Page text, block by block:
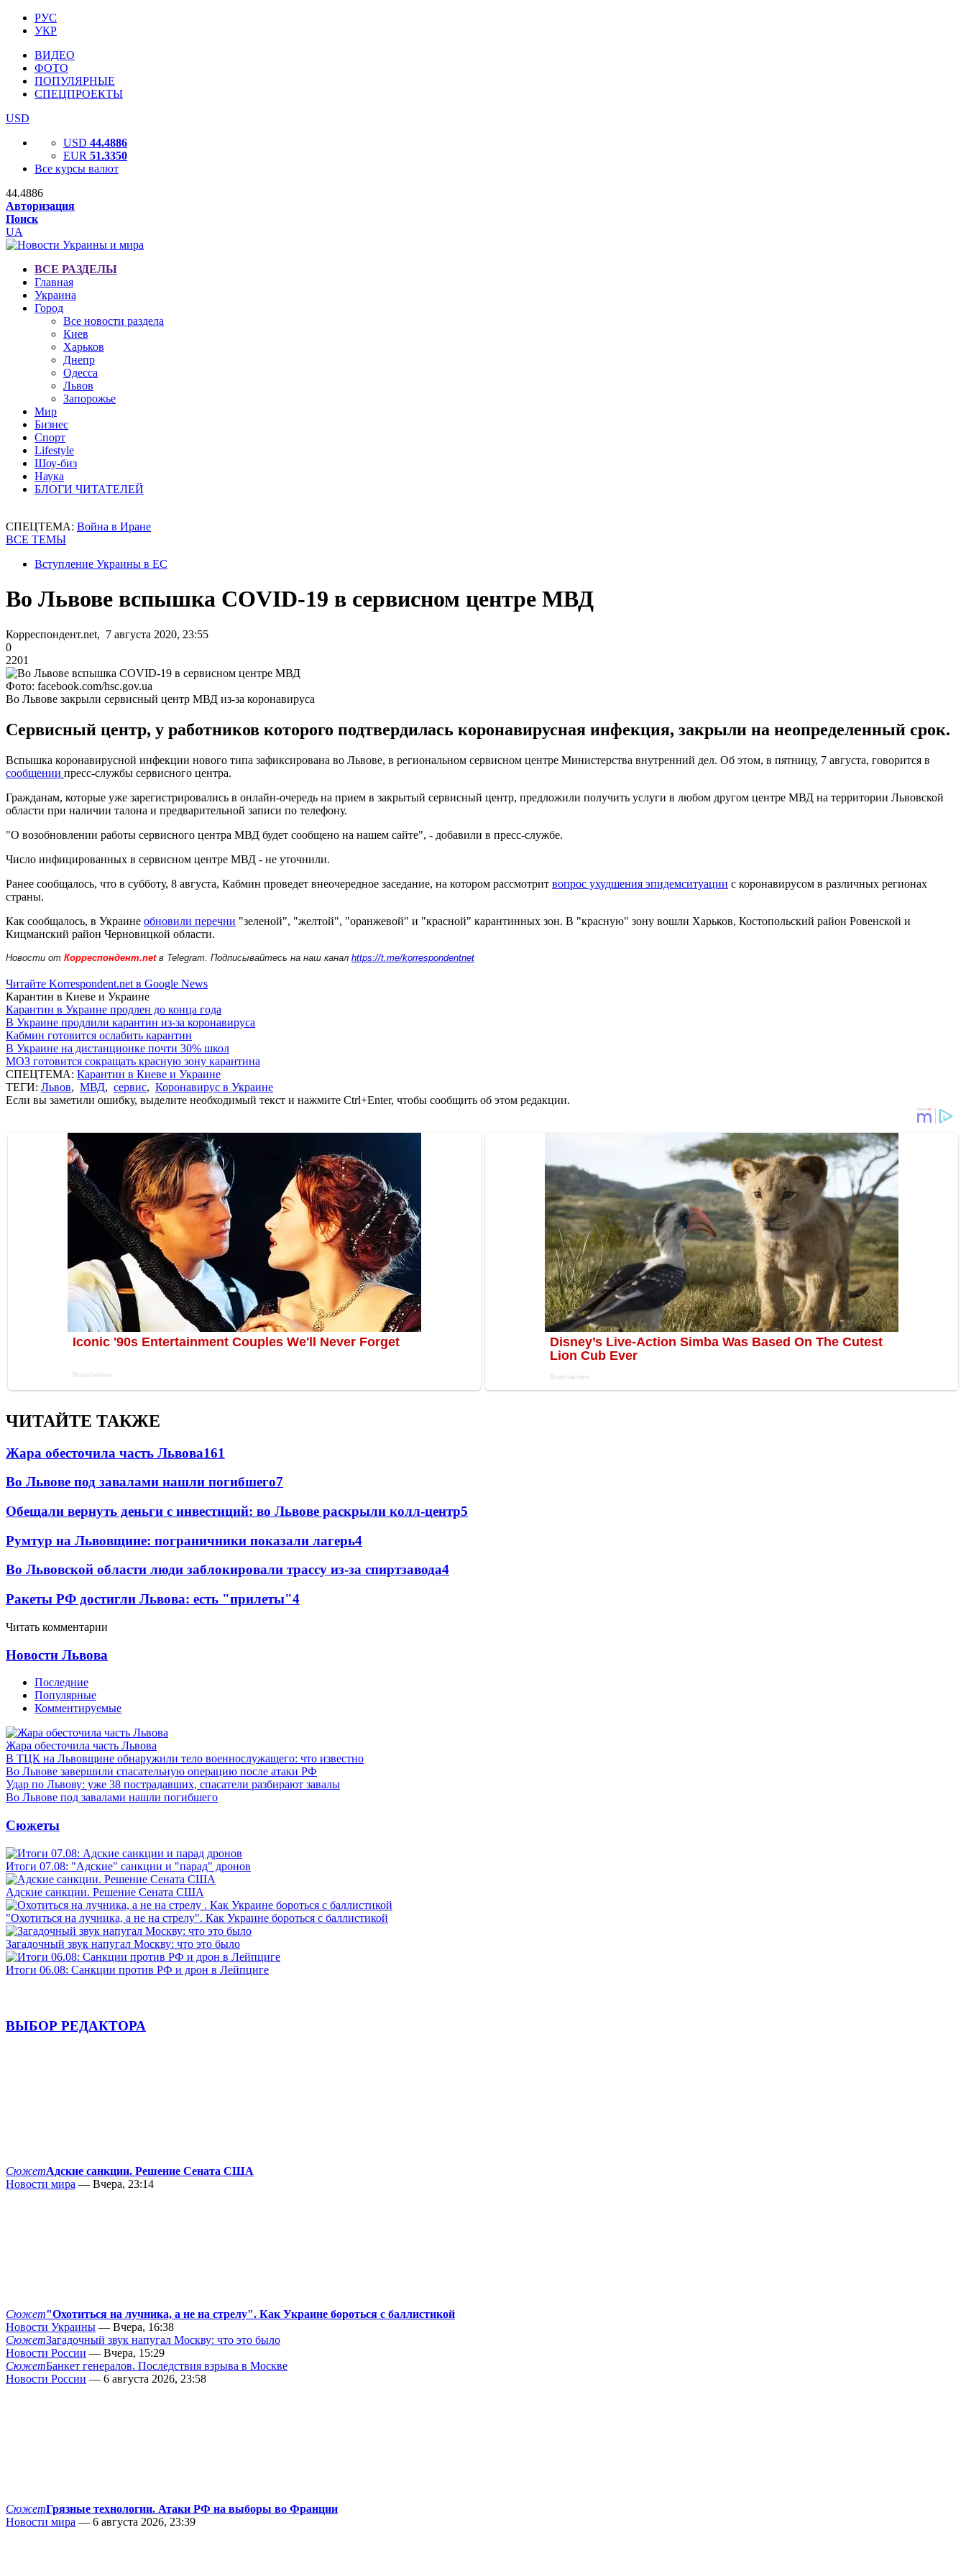
РУС
УКР
ВИДЕО
ФОТО
ПОПУЛЯРНЫЕ
СПЕЦПРОЕКТЫ
USD
USD 44.4886
EUR 51.3350
Все курсы валют
44.4886
Авторизация
Поиск
UA
ВСЕ РАЗДЕЛЫ
Главная
Украина
Город
Все новости раздела
Киев
Харьков
Днепр
Одесса
Львов
Запорожье
Мир
Бизнес
Спорт
Lifestyle
Шоу-биз
Наука
БЛОГИ ЧИТАТЕЛЕЙ
СПЕЦТЕМА: Война в Иране
ВСЕ ТЕМЫ
Вступление Украины в ЕС
Во Львове вспышка COVID-19 в сервисном центре МВД
Корреспондент.net, 7 августа 2020, 23:55
0
2201
Фото: facebook.com/hsc.gov.ua
Во Львове закрыли сервисный центр МВД из-за коронавируса
Сервисный центр, у работников которого подтвердилась коронавирусная инфекция, закрыли на неопределенный срок.
Вспышка коронавирусной инфекции нового типа зафиксирована во Львове, в региональном сервисном центре Министерства внутренний дел. Об этом, в пятницу, 7 августа, говорится в
сообщении пресс-службы сервисного центра.
Гражданам, которые уже зарегистрировались в онлайн-очередь на прием в закрытый сервисный центр, предложили получить услуги в любом другом центре МВД на территории Львовской
области при наличии талона и предварительной записи по телефону.
"О возобновлении работы сервисного центра МВД будет сообщено на нашем сайте", - добавили в пресс-службе.
Число инфицированных в сервисном центре МВД - не уточнили.
Ранее сообщалось, что в субботу, 8 августа, Кабмин проведет внеочередное заседание, на котором рассмотрит вопрос ухудшения эпидемситуации с коронавирусом в различных регионах
страны.
Как сообщалось, в Украине обновили перечни "зеленой", "желтой", "оранжевой" и "красной" карантинных зон. В "красную" зону вошли Харьков, Костопольский район Ровенской и
Кицманский район Черновицкой области.
Новости от Корреспондент.net в Telegram. Подписывайтесь на наш канал https://t.me/korrespondentnet
Читайте Korrespondent.net в Google News
Карантин в Киеве и Украине
Карантин в Украине продлен до конца года
В Украине продлили карантин из-за коронавируса
Кабмин готовится ослабить карантин
В Украине на дистанционке почти 30% школ
МОЗ готовится сокращать красную зону карантина
СПЕЦТЕМА: Карантин в Киеве и Украине
ТЕГИ: Львов, МВД, сервис, Коронавирус в Украине
Если вы заметили ошибку, выделите необходимый текст и нажмите Ctrl+Enter, чтобы сообщить об этом редакции.
ЧИТАЙТЕ ТАКЖЕ
Жара обесточила часть Львова161
Во Львове под завалами нашли погибшего7
Обещали вернуть деньги с инвестиций: во Львове раскрыли колл-центр5
Румтур на Львовщине: пограничники показали лагерь4
Во Львовской области люди заблокировали трассу из-за спиртзавода4
Ракеты РФ достигли Львова: есть "прилеты"4
Читать комментарии
Новости Львова
Последние
Популярные
Комментируемые
Жара обесточила часть Львова
В ТЦК на Львовщине обнаружили тело военнослужащего: что известно
Во Львове завершили спасательную операцию после атаки РФ
Удар по Львову: уже 38 пострадавших, спасатели разбирают завалы
Во Львове под завалами нашли погибшего
Сюжеты
Итоги 07.08: "Адские" санкции и "парад" дронов
Адские санкции. Решение Сената США
"Охотиться на лучника, а не на стрелу". Как Украине бороться с баллистикой
Загадочный звук напугал Москву: что это было
Итоги 06.08: Санкции против РФ и дрон в Лейпциге
ВЫБОР РЕДАКТОРА
СюжетАдские санкции. Решение Сената США
Новости мира — Вчера, 23:14
Сюжет"Охотиться на лучника, а не на стрелу". Как Украине бороться с баллистикой
Новости Украины — Вчера, 16:38
СюжетЗагадочный звук напугал Москву: что это было
Новости России — Вчера, 15:29
СюжетБанкет генералов. Последствия взрыва в Москве
Новости России — 6 августа 2026, 23:58
СюжетГрязные технологии. Атаки РФ на выборы во Франции
Новости мира — 6 августа 2026, 23:39